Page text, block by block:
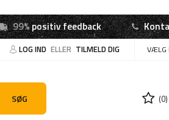
99%positiv feedback
LOG IND ELLER TILMELD DIG VÆLG
SØG (0)